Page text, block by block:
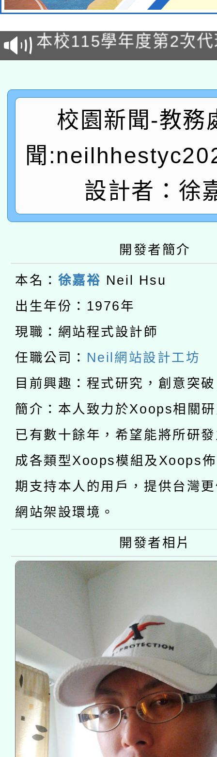
本校115學年度第1次
第3次招考甄選結果公
本校115學年度第2次
次招考甄選結果公告(
有關原住民族委員會
公告之原住民族歲時祭
一案。
答一案
有關本府115年70歲以
人員健康講座「吃得安
心」，鼓勵退休同仁踴
本校115學年度第2次
招甄選結果公告(無人
適應運動共學行動站研
本館辦理115年度閱讀
暨閱讀推動專業研習
科技賦能─人工智慧
A3數位素養講師名單
本校115學年度第1次
第3次招考甄選結果公
本校115學年度第2次
次招考甄選結果公告(
有關原住民族委員會
公告之原住民族歲時祭
一案。
兒童少年暑期犯罪預防
答一案
有關本府115年70歲以
人員健康講座「吃得安
心」，鼓勵退休同仁踴
案。
本校115學年度第2次
招甄選結果公告(無人
招)
適應運動共學行動站研
本館辦理115年度閱讀
暨閱讀推動專業研習
科技賦能─人工智慧
A3數位素養講師名單
校園新聞-教務
聞
設計者：徐
開發者簡介
本名： 徐嘉裕 Neil Hsu
出生年份：1976年
現職：網站程式設計師
任職公司： Neil網站設計工坊
目前興趣：程式研究，創意突
簡介：本人致力於Xoops相關
已有數十餘年，希望能將所研
成各類型Xoops模組及Xoops
期支持本人的用戶，提供台灣
網站架設環境。
開發者相片